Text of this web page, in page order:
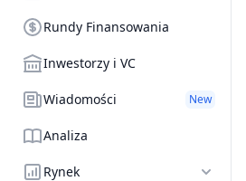
Rundy Finansowania
Inwestorzy i VC
Wiadomości New
Analiza
Rynek